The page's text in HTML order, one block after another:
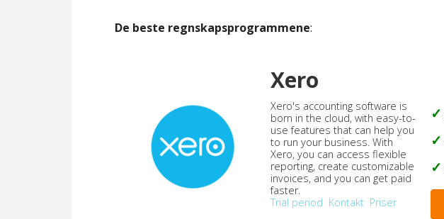
De beste regnskapsprogrammene:
Xero
Xero's accounting software is
born in the cloud, with easy-to-
use features that can help you
to run your business. With
Xero, you can access flexible
reporting, create customizable
invoices, and you can get paid
faster.
Trial period Kontakt Priser